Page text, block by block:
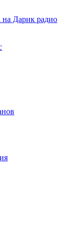
на Дарик радио